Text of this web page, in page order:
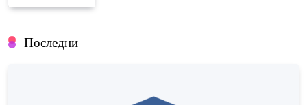
Последни